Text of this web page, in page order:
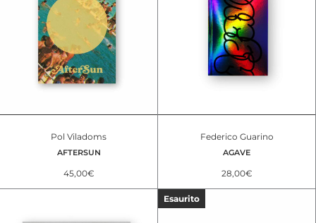
Pol Viladoms
AFTERSUN
45,00€
Federico Guarino
AGAVE
28,00€
Esaurito
Promo